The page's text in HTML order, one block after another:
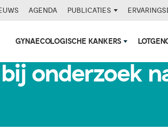
AGENDA PUBLICATIES
GYNAECOLOGISCHE KANKERS
onderzoek